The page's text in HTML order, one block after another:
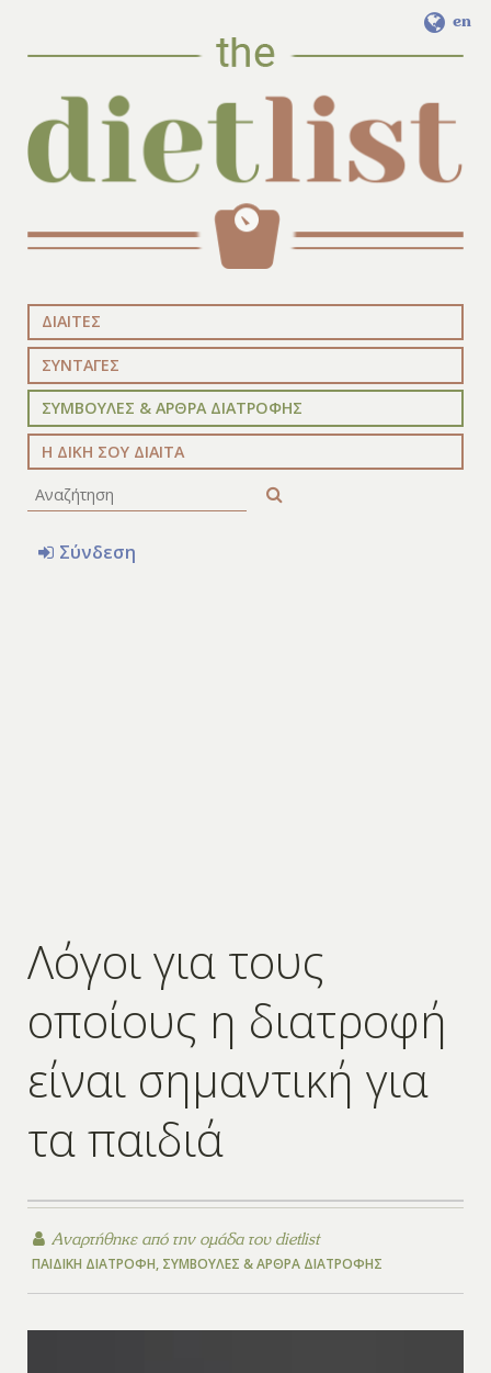
en
ΔΙΑΙΤΕΣ
ΣΥΝΤΑΓΕΣ
ΣΥΜΒΟΥΛΕΣ & ΑΡΘΡΑ ΔΙΑΤΡΟΦΗΣ
Η ΔΙΚΗ ΣΟΥ ΔΙΑΙΤΑ
Σύνδεση
Λόγοι για τους
οποίους η διατροφή
είναι σημαντική για
τα παιδιά
Αναρτήθηκε από τηνομάδα του dietlist
ΠΑΙΔΙΚΉ ΔΙΑΤΡΟΦΉ, ΣΥΜΒΟΥΛΈΣ & ΆΡΘΡΑ ΔΙΑΤΡΟΦΉΣ